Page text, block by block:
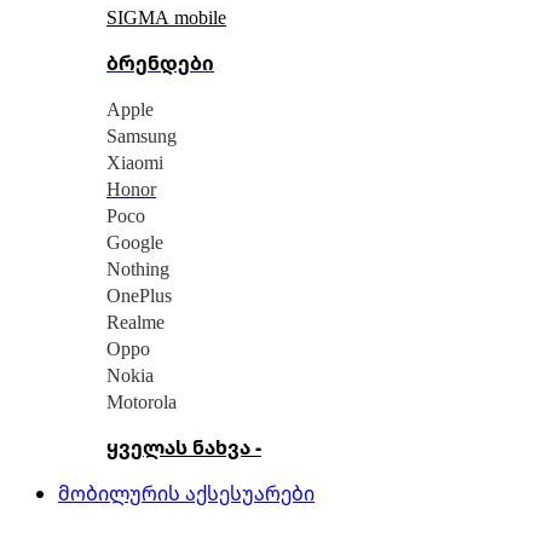
SIGMA mobile
ბრენდები
Apple
Samsung
Xiaomi
Honor
Poco
Google
Nothing
OnePlus
Realme
Oppo
Nokia
Motorola
ყველას ნახვა -
მობილურის აქსესუარები